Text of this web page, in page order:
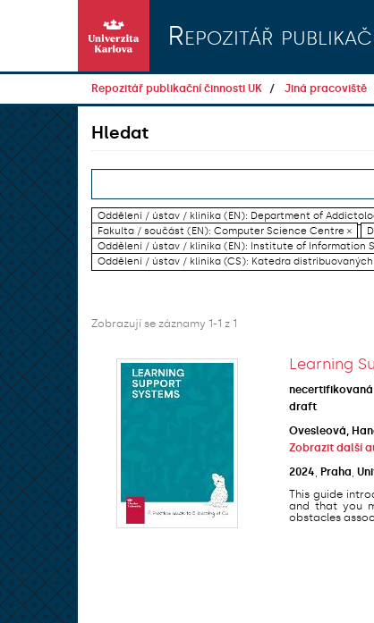
Repozitář
Repozitář publikační činnosti UK Jiná pracoviště
Hledat
Oddělení / ústav / klinika (EN): Department of
Fakulta / součást (EN): Computer Science Centre ×
Oddělení / ústav / klinika (EN): Institute of Information
Oddělení / ústav / klinika (CS): Katedra
Zobrazují se záznamy 1-1 z 1
Learning
draft
Ovesleová,
Zobrazit další
2024
Praha
This guide
and that you
obstacles